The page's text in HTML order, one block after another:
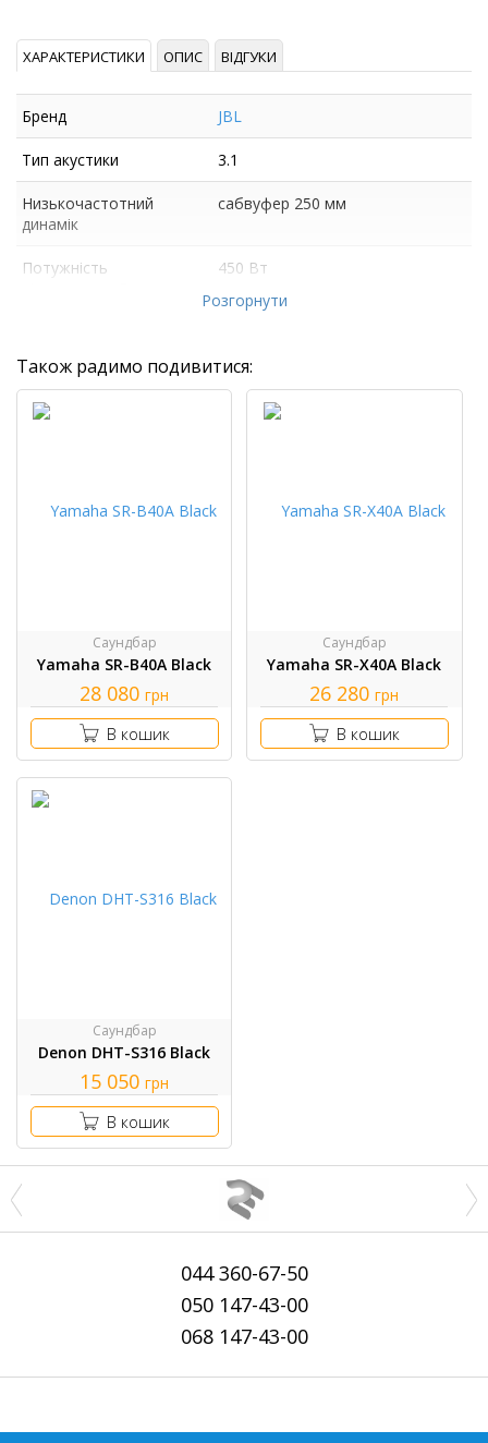
ХАРАКТЕРИСТИКИ ОПИС ВІДГУКИ
Бренд JBL
Тип акустики 3.1
Низькочастотний
динамік
сабвуфер 250 мм
Потужність
450 Вт
Розгорнути
Також радимо подивитися:
Саундбар
Yamaha SR-B40A Black
28 080 грн
В кошик
Саундбар
Yamaha SR-X40A Black
26 280 грн
В кошик
Саундбар
Denon DHT-S316 Black
15 050 грн
В кошик
044360-67-50
050147-43-00
068147-43-00